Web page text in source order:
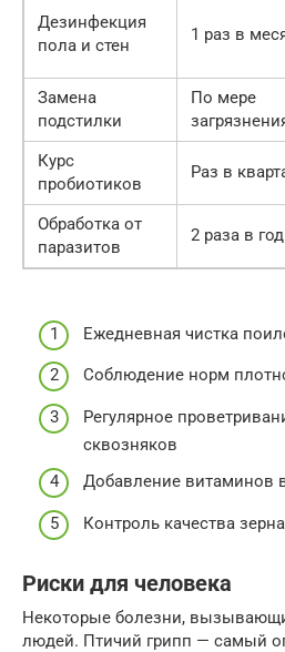
Дезинфекция
пола и стен
1 раз в
Замена
подстилки
По мере
Курс
пробиотиков
Раз в
Обработка от
паразитов
2 раза в год
Ежедневная чистка
Соблюдение норм
Регулярное
сквозняков
Добавление витаминов
Контроль качества
Риски для человека
Некоторые болезни,
людей. Птичий грипп — самый